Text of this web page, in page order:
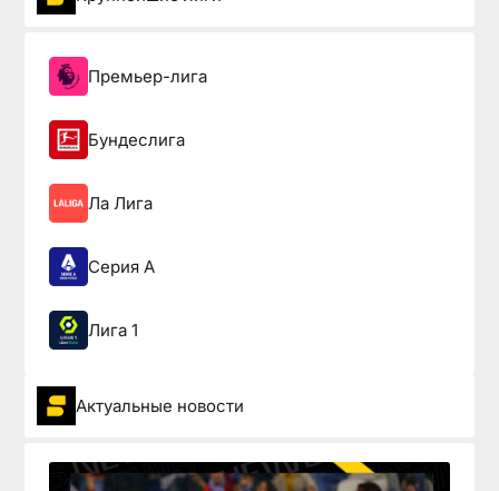
Премьер-лига
Бундеслига
Ла Лига
Серия А
Лига 1
Актуальные новости